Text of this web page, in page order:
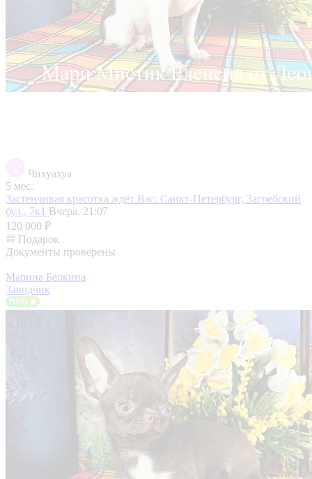
Чихуахуа
5 мес.
Застенчивая красотка ждёт Вас. Санкт-Петербург, Загребский
бул., 7к1 Вчера, 21:07
120 000 ₽
Подарок
Документы проверены
Марина Белкина
Заводчик